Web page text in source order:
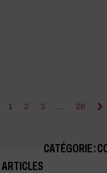
1 2 3 26
CATÉGORIE :